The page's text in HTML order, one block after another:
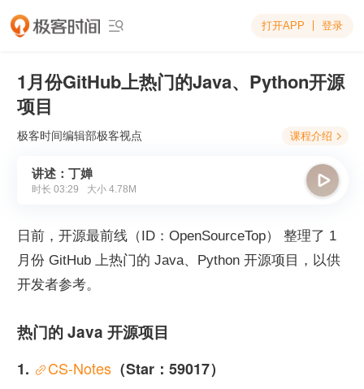
 打开APP 登录
1月份GitHub上热门的Java、Python开源
项目
极客时间编辑部极客视点 课程介绍 
讲述：丁婵
时长 03:29 大小 4.78M

日前，开源最前线（ID：OpenSourceTop） 整理了 1
月份 GitHub 上热门的 Java、Python 开源项目，以供
开发者参考。
热门的 Java 开源项目
1. CS-Notes （Star：59017）